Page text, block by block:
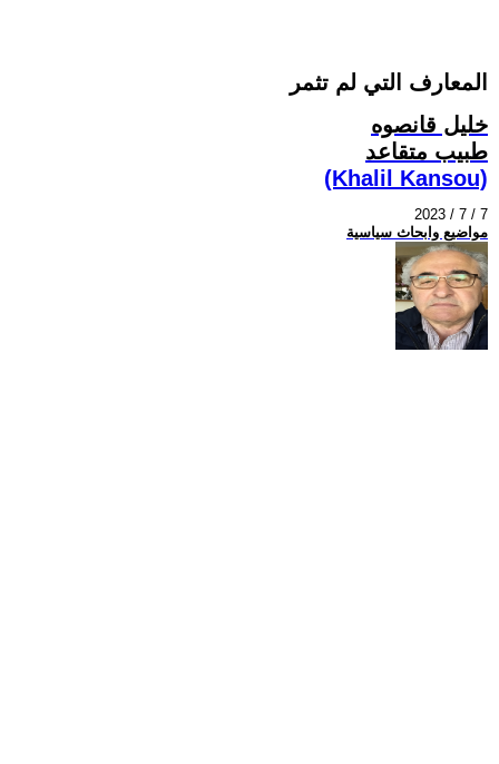
المعارف التي لم تثمر
خليل قانصوه
طبيب متقاعد
(Khalil Kansou)
2023 / 7 / 7
مواضيع وابحاث سياسية